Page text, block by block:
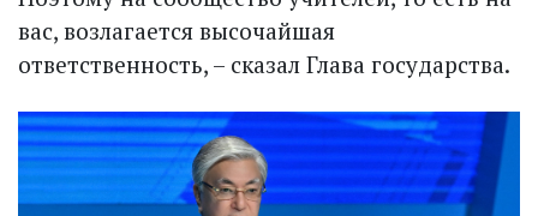
вас, возлагается высочайшая
ответственность, – сказал Глава государства.